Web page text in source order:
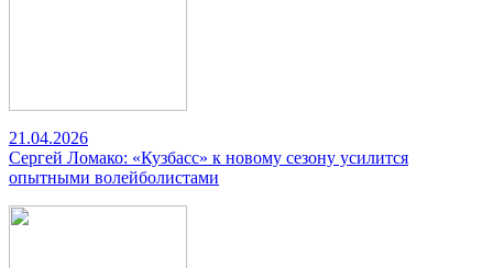
21.04.2026
Сергей Ломако: «Кузбасс» к новому сезону усилится
опытными волейболистами